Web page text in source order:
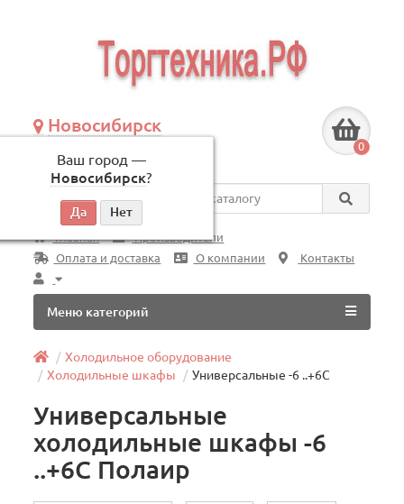
Новосибирск
Ваш город —
Новосибирск?
по будням, с 09:00 до 18:00
0
Везде
Главная
Производители
Оплата и доставка
О компании Контакты
Меню категорий
Холодильное оборудование
Холодильные шкафы
Универсальные -6 ..+6C
Универсальные
холодильные шкафы -6
..+6C Полаир